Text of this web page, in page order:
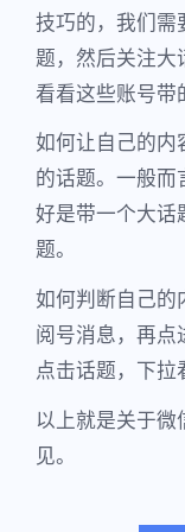
技巧的，我们需
题，然后关注大
看看这些账号带
如何让自己的内
的话题。一般而
好是带一个大话
题。
如何判断自己的
阅号消息，再点
点击话题，下拉
以上就是关于微
见。